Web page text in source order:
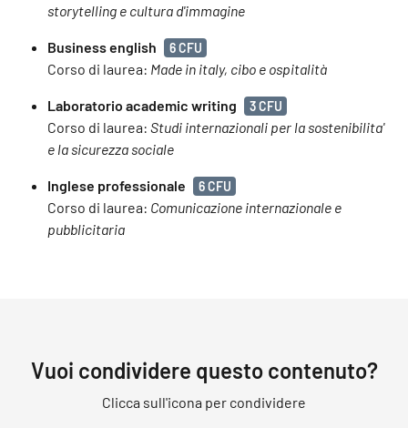
storytelling e cultura d'immagine
Business english 6 CFU
Corso di laurea: Made in italy, cibo e ospitalità
Laboratorio academic writing 3 CFU
Corso di laurea: Studi internazionali per la sostenibilita'
e la sicurezza sociale
Inglese professionale 6 CFU
Corso di laurea: Comunicazione internazionale e
pubblicitaria
Vuoi condividere questo contenuto?
Clicca sull'icona per condividere